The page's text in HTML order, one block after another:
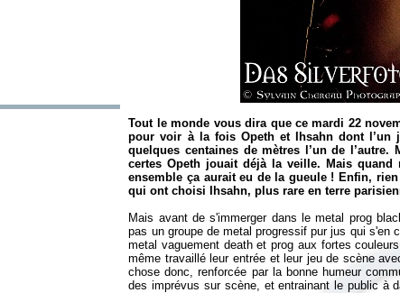
Tout le monde vous dira que ce mardi 22
pour voir à la fois Opeth et Ihsahn dont l’un
quelques centaines de mètres l’un de
certes Opeth jouait déjà la veille. Mais
ensemble ça aurait eu de la gueule ! Enfin,
qui ont choisi Ihsahn, plus rare en terre
Mais avant de s'immerger dans le metal prog
pas un groupe de metal progressif pur jus qui s'en
metal vaguement death et prog aux fortes
même travaillé leur entrée et leur jeu de scène
chose donc, renforcée par la bonne humeur
des imprévus sur scène, et entrainant le public à